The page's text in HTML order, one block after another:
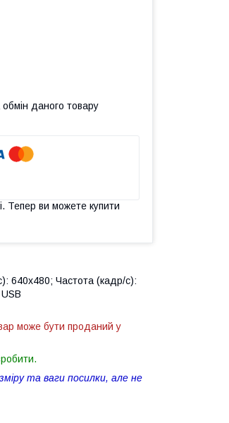
даного товару
Тепер ви можете купити
640x480; Частота (кадр/с):
може бути проданий у
та ваги посилки, але не